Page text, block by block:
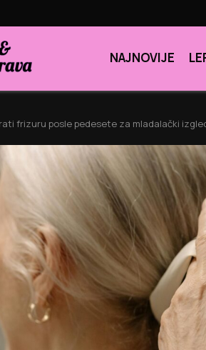
NAJNOVIJE
frizuru posle pedesete za mladalački